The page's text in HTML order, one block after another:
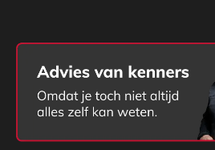
Professionals
Consumenten
Met Aspen D kunt u rekenen